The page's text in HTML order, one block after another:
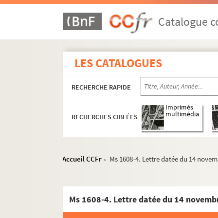
Catalogue
LES CATALOGUES
RECHERCHE RAPIDE
RECHERCHES CIBLÉES
Imprimés
multimédia
Accueil CCFr > Ms 1608-4. Lettre datée du 14
Ms 1608-4. Lettre datée du 14